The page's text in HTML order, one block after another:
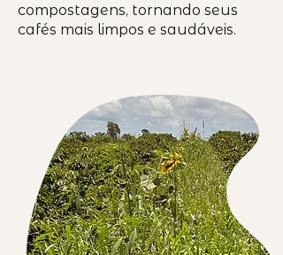
compostagens, tornando seus
cafés mais limpos e saudáveis.